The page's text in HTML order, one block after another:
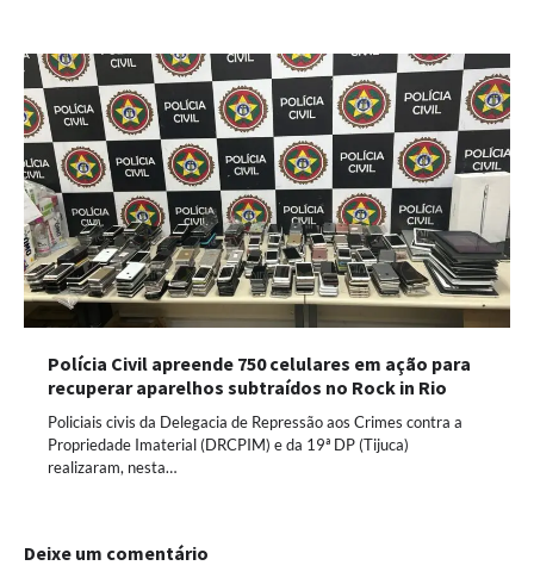
Polícia Civil apreende 750 celulares em ação para
recuperar aparelhos subtraídos no Rock in Rio
Policiais civis da Delegacia de Repressão aos Crimes contra a
Propriedade Imaterial (DRCPIM) e da 19ª DP (Tijuca)
realizaram, nesta…
Deixe um comentário